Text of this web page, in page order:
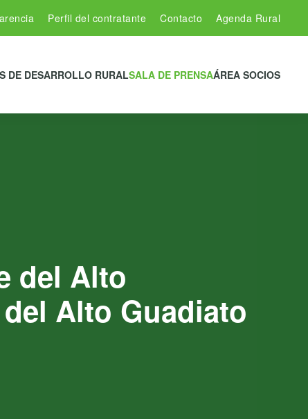
Perfil del contratante Contacto Agenda Rural
DE DESARROLLO RURALSALA DE PRENSAÁREA SOCIOS
del Alto
Alto Guadiato